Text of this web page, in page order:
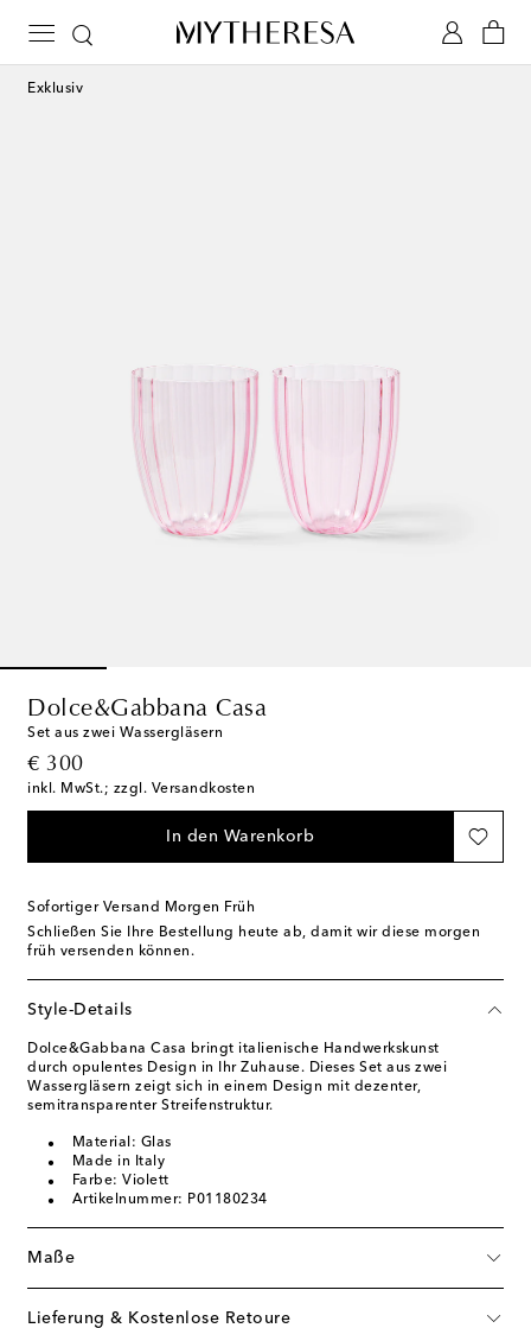
Exklusiv
Dolce&Gabbana Casa
Set aus zwei Wassergläsern
€ 300
original price
inkl. MwSt.; zzgl. Versandkosten
In den Warenkorb
Sofortiger Versand Morgen Früh
Schließen Sie Ihre Bestellung heute ab, damit wir diese morgen
früh versenden können.
Style-Details
Dolce&Gabbana Casa bringt italienische Handwerkskunst
durch opulentes Design in Ihr Zuhause. Dieses Set aus zwei
Wassergläsern zeigt sich in einem Design mit dezenter,
semitransparenter Streifenstruktur.
Material: Glas
Made in Italy
Farbe: Violett
Artikelnummer: P01180234
Maße
Lieferung & Kostenlose Retoure